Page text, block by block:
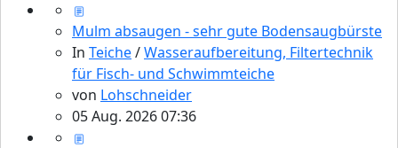
Mulm absaugen - sehr gute Bodensaugbürste
In Teiche/Wasseraufbereitung, Filtertechnik
für Fisch- und Schwimmteiche
von Lohschneider
05 Aug. 2026 07:36